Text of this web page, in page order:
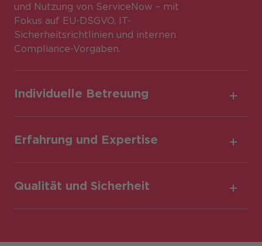
und Nutzung von ServiceNow – mit
Fokus auf EU-DSGVO, IT-
Sicherheitsrichtlinien und internen
Compliance-Vorgaben.
Individuelle Betreuung
Erfahrung und Expertise
Qualität und Sicherheit